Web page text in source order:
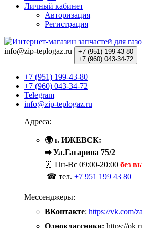
Личный кабинет
Авторизация
Регистрация
info@zip-teplogaz.ru +7 (951) 199-43-80
+7 (960) 043-34-72
+7 (951) 199-43-80
+7 (960) 043-34-72
Telegram
info@zip-teplogaz.ru
Адреса:
🌍 г. ИЖЕВСК:
➡ Ул.Гагарина 75/2
⏰ Пн-Вс 09:00-20:00 без
☎ тел. +7 951 199 43 80
Мессенджеры:
ВКонтакте: https://vk.com/